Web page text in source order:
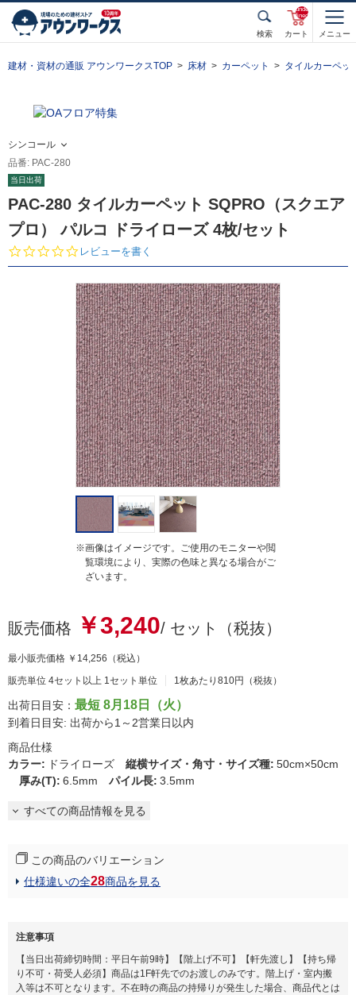
検索 カート
unde
fined
メニュー
建材・資材の通販 アウンワークスTOP 床材 カーペット タイルカーペッ
シンコール
品番: PAC-280
当日出荷
PAC-280 タイルカーペット SQPRO（スクエア
プロ） パルコ ドライローズ 4枚/セット
0.
0
t
a
r
r
a
t
i
n
g
レビューを書く
※画像はイメージです。ご使用のモニターや閲
覧環境により、実際の色味と異なる場合がご
ざいます。
販売価格 ￥3,240/ セット（税抜）
最小販売価格 ￥14,256 （税込）
販売単位 4セット以上 1セット単位
1枚あたり810円（税抜）
出荷日目安： 最短 8月18日（火）
到着日目安: 出荷から1～2営業日以内
商品仕様
カラー: ドライローズ 縦横サイズ・角寸・サイズ種: 50cm×50cm
厚み(T): 6.5mm パイル長: 3.5mm
すべての商品情報を見る
この商品のバリエーション
仕様違いの全28商品を見る
注意事項
【当日出荷締切時間：平日午前9時】【階上げ不可】【軒先渡し】【持ち帰
り不可・荷受人必須】商品は1F軒先でのお渡しのみです。階上げ・室内搬
入等は不可となります。不在時の商品の持帰りが発生した場合、商品代とは